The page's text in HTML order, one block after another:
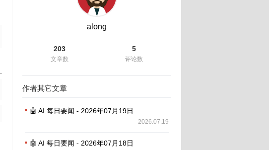
along
203
文章数
5
评论数
作者其它文章
🤖 AI 每日要闻 - 2026年07月19日
2026.07.19
🤖 AI 每日要闻 - 2026年07月18日